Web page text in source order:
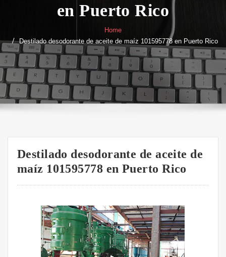
en Puerto Rico
Home
Destilado desodorante de aceite de maíz 101595778 en Puerto Rico
Destilado desodorante de aceite de
maíz 101595778 en Puerto Rico